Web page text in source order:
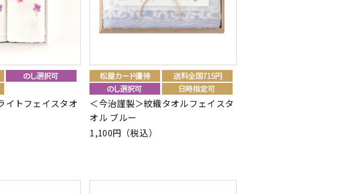
イトフェイスタオ
＜今治謹製＞紋織タオルフェイスタ
オル ブルー
1,100円（税込）